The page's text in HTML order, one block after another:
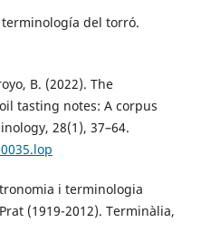
terminología del torró.
B. (2022). The
tasting notes: A corpus
28(1), 37–64.
i terminologia
(1919-2012). Terminàlia,